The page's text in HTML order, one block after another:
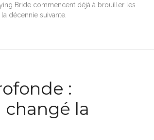
Bride commencent déjà à brouiller les
décennie suivante.
:
la